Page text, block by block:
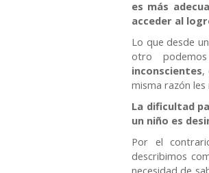
es más
acceder al
Lo que desde
otro
inconscientes,
misma razón
La dificultad
un niño es
Por el
describimos
necesidad de